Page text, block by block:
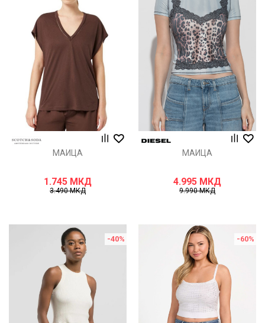
МАИЦА
1.745 МКД
3.490МКД
МАИЦА
4.995 МКД
9.990МКД
-40% -60%